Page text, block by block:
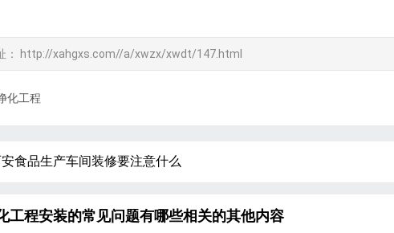
： http://xahgxs.com//a/xwzx/xwdt/147.html
化工程
食品生产车间装修要注意什么
工程安装的常见问题有哪些相关的其他内容